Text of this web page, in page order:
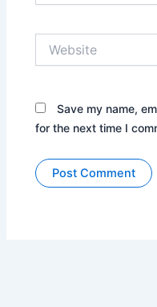
Save my name,
for the next time I